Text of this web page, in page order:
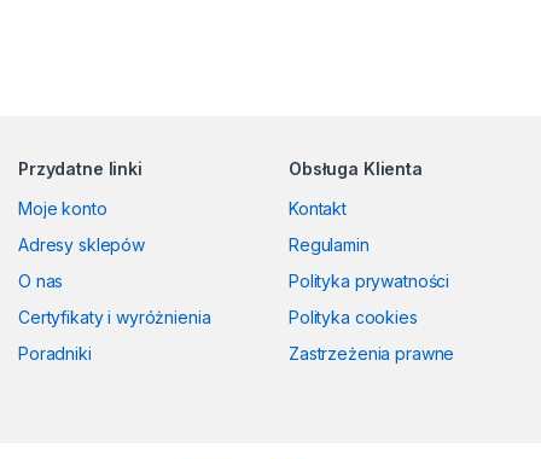
Przydatne linki
Moje konto
Adresy sklepów
O nas
Certyfikaty i wyróżnienia
Poradniki
Obsługa Klienta
Kontakt
Regulamin
Polityka prywatności
Polityka cookies
Zastrzeżenia prawne